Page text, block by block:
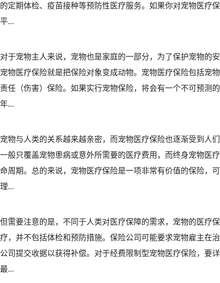
的定期体检、疫苗接种等预防性医疗服务。如果你对宠物医疗
平...
对于宠物主人来说，宠物也是家庭的一部分，为了保护宠物的
宠物医疗保险就是把保险对象变成动物。宠物医疗保险包括宠
责任（伤害）保险。如果实行宠物保险，将会有一个不可预测
年...
宠物与人类的关系越来越亲密，而宠物医疗保险也逐渐受到人
一般只覆盖宠物患病或意外所需要的医疗费用，而终身宠物医
命周期。总的来说，宠物医疗保险是一项非常有价值的保险，
理...
但需要注意的是，不同于人类对医疗保障的需求，宠物的医疗
疗，并不包括体检和预防措施。保险公司可能要求宠物雇主在
公司提交收据以获得补偿。对于经费限制型宠物医疗保险，要
最...